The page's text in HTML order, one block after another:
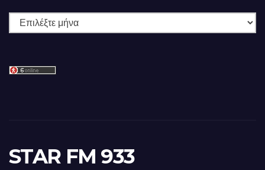
Ιστορικό
STAR FM 933